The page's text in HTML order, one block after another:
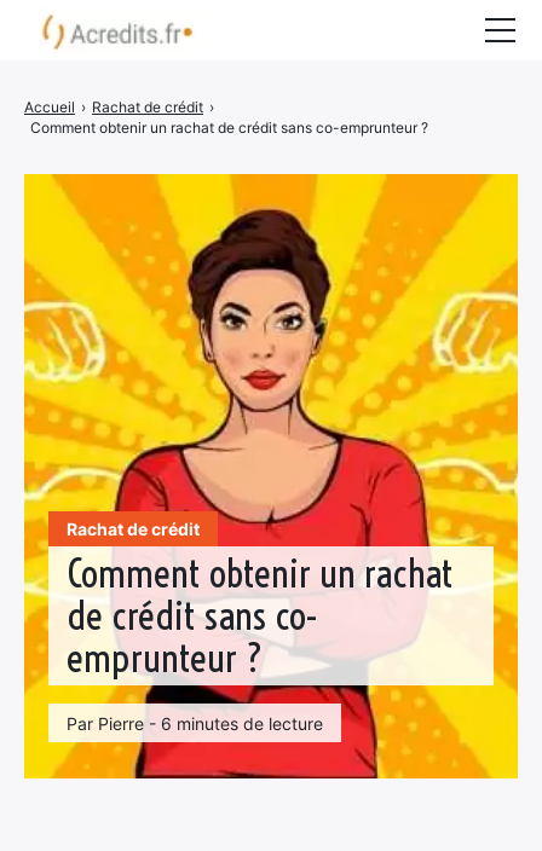
Rachat de crédit
Comment obtenir un rachat
de crédit sans co-
emprunteur ?
Par Pierre - 6 minutes de lecture
Accueil › Rachat de crédit ›
Comment obtenir un rachat de crédit sans co-emprunteur ?
Surendettement
Crédit express
Crédit immobilier
Organismes bancaires
COMPARATEUR CRÉDIT